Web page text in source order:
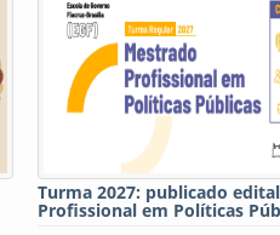
Turma 2027: publicado
Profissional em Políticas